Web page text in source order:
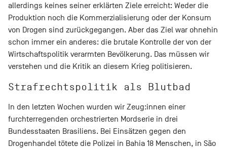
allerdings keines seiner erklärten Ziele erreicht: Weder die
Produktion noch die Kommerzialisierung oder der Konsum
von Drogen sind zurückgegangen. Aber das Ziel war ohnehin
schon immer ein anderes: die brutale Kontrolle der von der
Wirtschaftspolitik verarmten Bevölkerung. Das müssen wir
verstehen und die Kritik an diesem Krieg politisieren.
Strafrechtspolitik als Blutbad
In den letzten Wochen wurden wir Zeug:innen einer
furchterregenden orchestrierten Mordserie in drei
Bundesstaaten Brasiliens. Bei Einsätzen gegen den
Drogenhandel tötete die Polizei in Bahia 18 Menschen, in São